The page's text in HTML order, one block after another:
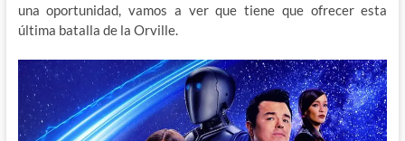
una oportunidad, vamos a ver que tiene que ofrecer esta
última batalla de la Orville.